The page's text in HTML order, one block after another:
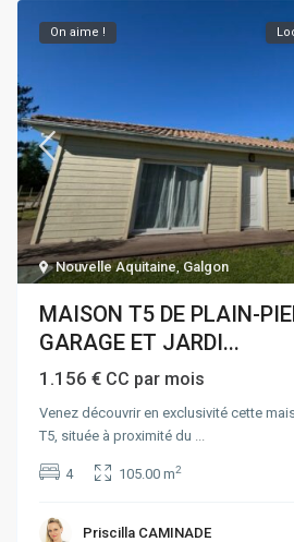
Nouvelle Aquitaine ,Galgon
On aime !
MAISON T5 DE PLAIN-
GARAGE ET JARDI...
1.156 € CC par mois
Venez découvrir en exclusivité cette
T5, située à proximité du
4 105.00 m2
Priscilla CAMINADE